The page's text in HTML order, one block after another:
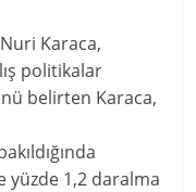
Karaca,
politikalar
belirten Karaca,
yüzde 1,2 daralma